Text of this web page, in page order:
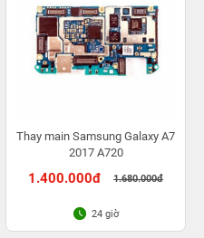
Thay main Samsung Galaxy A7
2017 A720
1.400.000đ 1.680.000đ
24 giờ